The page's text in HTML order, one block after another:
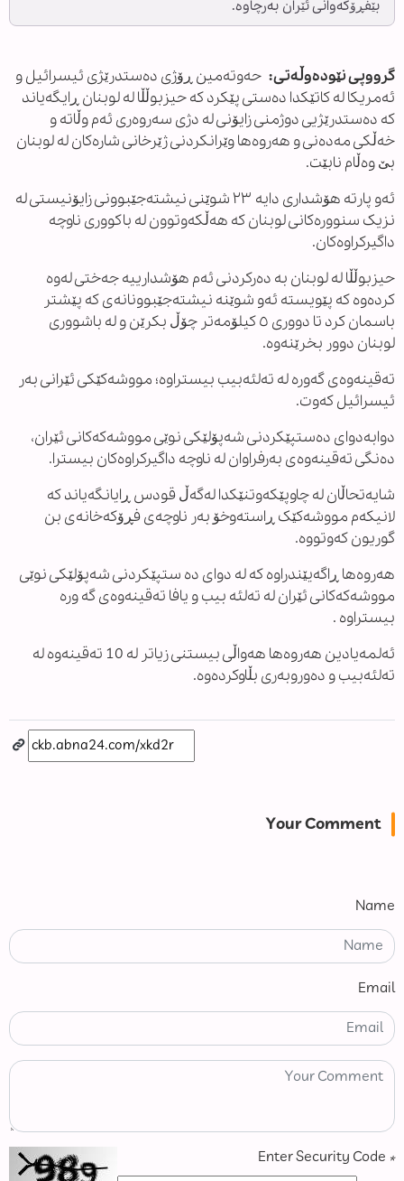
بێفڕۆکەوانی ئێران بەرچاوە.
گرووپی نێودەوڵەتی: حەوتەمین ڕۆژی دەستدرێژی ئیسرائیل و
ئەمریکا لە کاتێکدا دەستی پێکرد کە حیزبوڵڵا لە لوبنان ڕایگەیاند
کە دەستدرێژیی دوژمنی زایۆنی لە دژی سەروەری ئەم وڵاتە و
خەڵکی مەدەنی و هەروەها وێرانکردنی ژێرخانی شارەکان لە لوبنان
بێ وەڵام نابێت.
ئەو پارتە هۆشداری دایە ٢٣ شوێنی نیشتەجێبوونی زایۆنیستی لە
نزیک سنوورەکانی لوبنان کە هەڵکەوتوون لە باکووری ناوچە
داگیرکراوەکان.
حیزبوڵڵا لە لوبنان بە دەرکردنی ئەم هۆشدارییە جەختی لەوە
کردەوە کە پێویستە ئەو شوێنە نیشتەجێبوونانەی کە پێشتر
باسمان کرد تا دووری ٥ کیلۆمەتر چۆڵ بکرێن و لە باشووری
لوبنان دوور بخرێنەوە.
تەقینەوەی گەورە لە تەلئەبیب بیستراوە؛ مووشەکێکی ئێرانی بەر
ئیسرائیل کەوت.
دوابەدوای دەستپێکردنی شەپۆلێکی نوێی مووشەکەکانی ئێران،
دەنگی تەقینەوەی بەرفراوان لە ناوچە داگیرکراوەکان بیسترا.
شایەتحاڵان لە چاوپێکەوتنێکدا لەگەڵ قودس ڕایانگەیاند کە
لانیکەم مووشەکێک ڕاستەوخۆ بەر ناوچەی فڕۆکەخانەی بن
گوریون کەوتووە.
هەروەها ڕاگەیێندراوه که له دوای ده ستپێکردنی شەپۆلێکی نوێی
مووشەکەکانی ئێران له تەلئه بیب و یافا تەقینەوەی گە وره
بیستراوه .
ئەلمەیادین هەروەها هەواڵی بیستنی زیاتر لە 10 تەقینەوە لە
تەلئەبیب و دەوروبەری بڵاوکردەوە.
Your Comment
Name
Email
*